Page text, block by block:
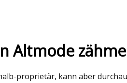
Altmode
proprietär, kann aber